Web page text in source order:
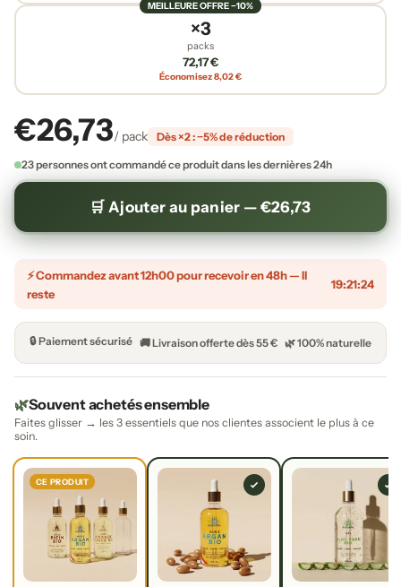
MEILLEURE OFFRE −10%
×3
packs
72,17 €
Économisez 8,02 €
€26,73/ pack Dès ×2 : −5% de réduction
23 personnes ont commandé ce produit dans les dernières 24h
🛒 Ajouter au panier — €26,73
⚡ Commandez avant 12h00 pour recevoir en 48h — Il
reste
19:21:23
🔒 Paiement sécurisé 🚚 Livraison offerte dès 55 € 🌿 100% naturelle
🌿Souvent achetés ensemble
Faites glisser → les 3 essentiels que nos clientes associent le plus à ce
soin.
CE PRODUIT